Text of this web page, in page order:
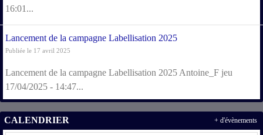
16:01...
Lancement de la campagne Labellisation 2025
Publiée le 17 avril 2025
Lancement de la campagne Labellisation 2025 Antoine_F jeu
17/04/2025 - 14:47...
CALENDRIER + d'évènements